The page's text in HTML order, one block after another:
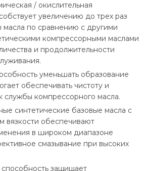
/ окислительная
увеличению до трех раз
масла по сравнению с другими
компрессорными маслами
и продолжительности
уменьшать образование
обеспечивать чистоту и
службы компрессорного масла.
синтетические базовые масла с
вязкости обеспечивают
в широком диапазоне
смазывание при высоких
защищает